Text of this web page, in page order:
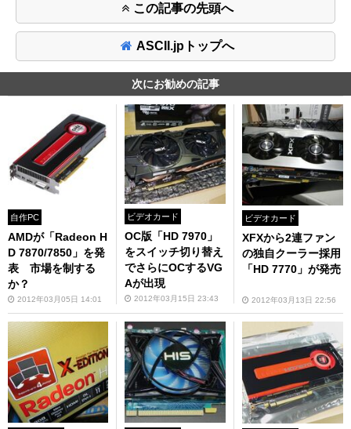
この記事の先頭へ
ASCII.jpトップへ
次にお勧めの記事
自作PC
AMDが「Radeon H
D 7870/7850」を発
表 市場を制する
か？
2012年03月05日 14:01
ビデオカード
OC版「HD 7970」
をスイッチ切り替え
でさらにOCするVG
Aが出現
2012年03月15日 23:43
ビデオカード
XFXから2連ファン
の独自クーラー採用
「HD 7770」が発売
2012年03月13日 22:56